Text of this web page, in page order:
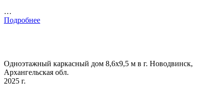
…
Подробнее
Одноэтажный каркасный дом 8,6х9,5 м в г. Новодвинск,
Архангельская обл.
2025 г.